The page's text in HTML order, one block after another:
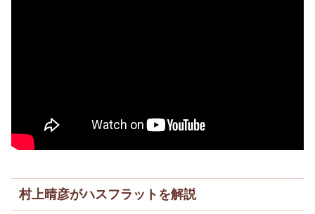
村上晴彦がハスフラットを解説